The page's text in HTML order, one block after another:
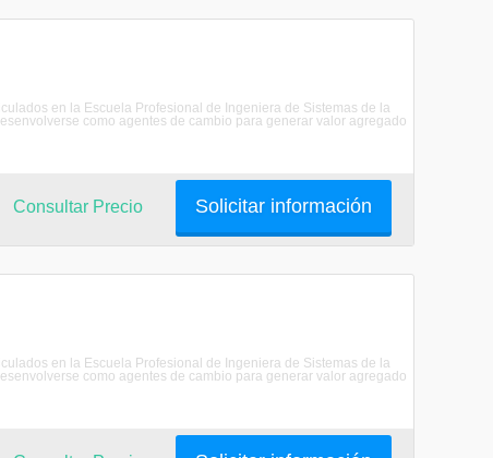
en la Escuela Profesional de Ingeniera de Sistemas de la
como agentes de cambio para generar valor agregado
Solicitar información
Consultar Precio
en la Escuela Profesional de Ingeniera de Sistemas de la
como agentes de cambio para generar valor agregado